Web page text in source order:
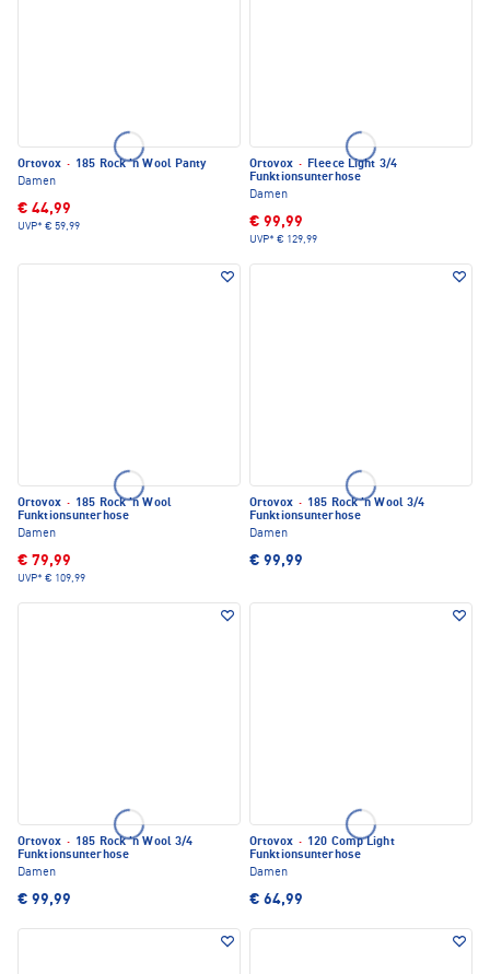
Ortovox · 185 Rock 'n Wool Panty
Damen
€ 44,99
UVP* € 59,99
Ortovox · Fleece Light 3/4
Funktionsunterhose
Damen
€ 99,99
UVP* € 129,99
Ortovox · 185 Rock 'n Wool
Funktionsunterhose
Damen
€ 79,99
UVP* € 109,99
Ortovox · 185 Rock 'n Wool 3/4
Funktionsunterhose
Damen
€ 99,99
Ortovox · 185 Rock 'n Wool 3/4
Funktionsunterhose
Damen
€ 99,99
Ortovox · 120 Comp Light
Funktionsunterhose
Damen
€ 64,99